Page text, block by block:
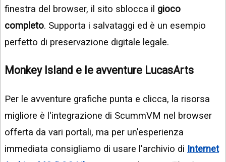
finestra del browser, il sito sblocca il gioco
completo. Supporta i salvataggi ed è un esempio
perfetto di preservazione digitale legale.
Monkey Island e le avventure LucasArts
Per le avventure grafiche punta e clicca, la risorsa
migliore è l'integrazione di ScummVM nel browser
offerta da vari portali, ma per un'esperienza
immediata consigliamo di usare l'archivio di Internet